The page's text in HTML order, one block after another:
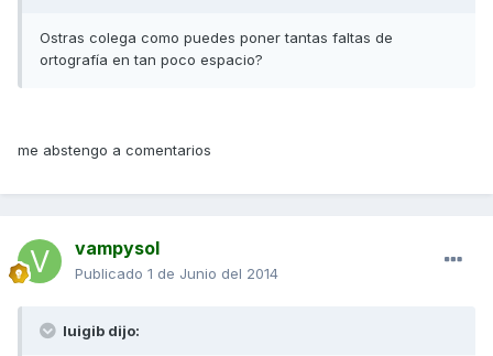
Ostras colega como puedes poner tantas faltas de
ortografía en tan poco espacio?
me abstengo a comentarios
vampysol
Publicado 1 de Junio del 2014
luigib dijo: